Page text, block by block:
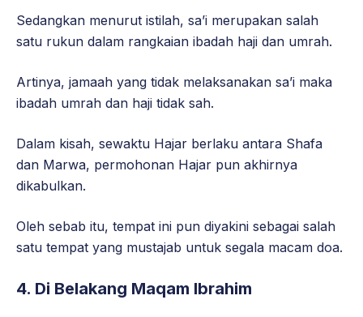
Sedangkan menurut istilah, sa’i merupakan salah
satu rukun dalam rangkaian ibadah haji dan umrah.
Artinya, jamaah yang tidak melaksanakan sa’i maka
ibadah umrah dan haji tidak sah.
Dalam kisah, sewaktu Hajar berlaku antara Shafa
dan Marwa, permohonan Hajar pun akhirnya
dikabulkan.
Oleh sebab itu, tempat ini pun diyakini sebagai salah
satu tempat yang mustajab untuk segala macam doa.
4. Di Belakang Maqam Ibrahim